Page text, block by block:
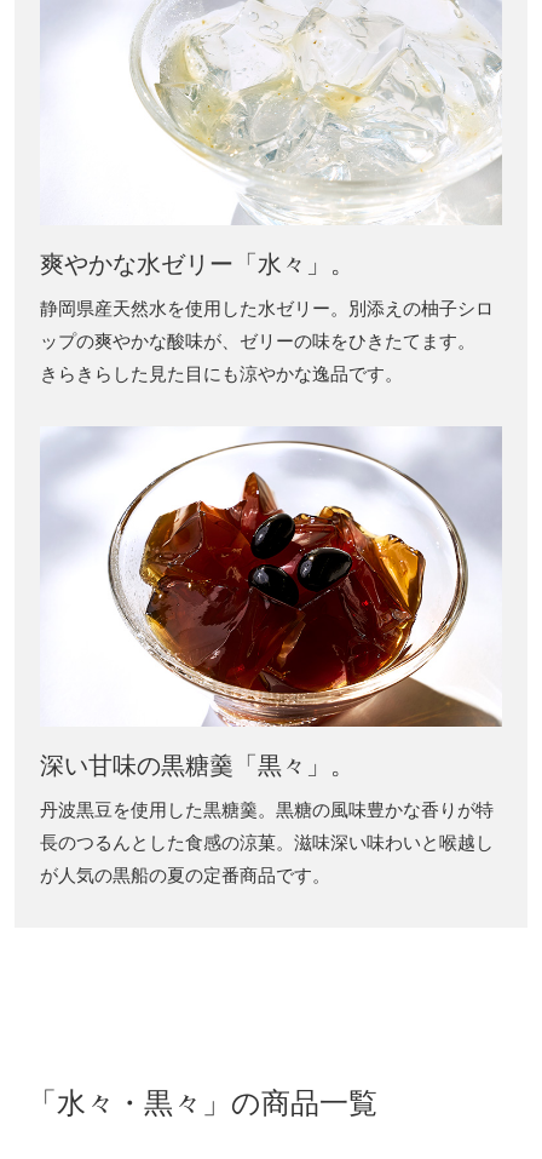
爽やかな水ゼリー「水々」。
静岡県産天然水を使用した水ゼリー。別添えの柚子シロ
ップの爽やかな酸味が、ゼリーの味をひきたてます。
きらきらした見た目にも涼やかな逸品です。
深い甘味の黒糖羹「黒々」。
丹波黒豆を使用した黒糖羹。黒糖の風味豊かな香りが特
長のつるんとした食感の涼菓。滋味深い味わいと喉越し
が人気の黒船の夏の定番商品です。
「水々・黒々」の商品一覧